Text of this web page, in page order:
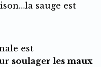
sauge est
est
soulager les maux